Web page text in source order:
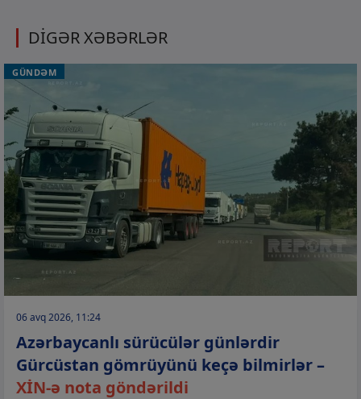
DİGƏR XƏBƏRLƏR
GÜNDƏM
06 avq 2026, 11:24
Azərbaycanlı sürücülər günlərdir
Gürcüstan gömrüyünü keçə bilmirlər –
XİN-ə nota göndərildi